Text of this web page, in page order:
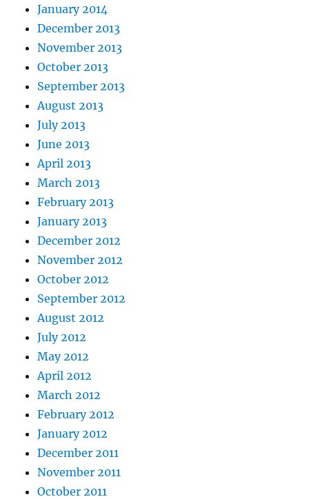
January 2014
December 2013
November 2013
October 2013
September 2013
August 2013
July 2013
June 2013
April 2013
March 2013
February 2013
January 2013
December 2012
November 2012
October 2012
September 2012
August 2012
July 2012
May 2012
April 2012
March 2012
February 2012
January 2012
December 2011
November 2011
October 2011